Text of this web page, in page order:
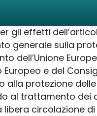
gli effetti
generale sulla
dell’Unione
Europeo e del
alla protezione
al trattamento dei
libera circolazione di